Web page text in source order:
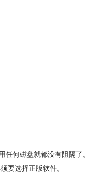
何磁盘就都没有阻隔了。
要选择正版软件。